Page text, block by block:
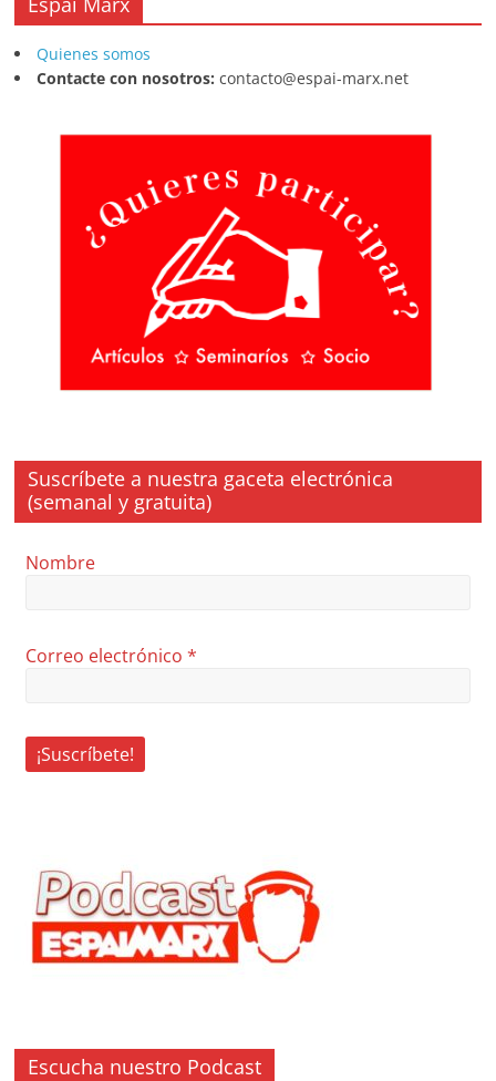
Quienes somos
Contacte con nosotros: contacto@espai-marx.net
Suscríbete a nuestra gaceta electrónica
(semanal y gratuita)
Nombre
Correo electrónico*
Escucha nuestro Podcast